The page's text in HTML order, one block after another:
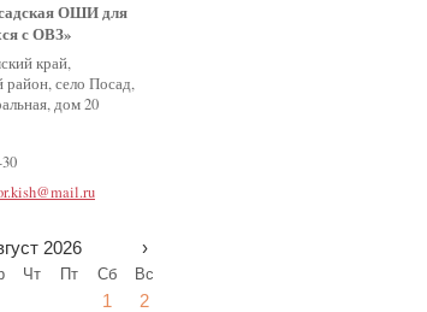
ОШИ для
с ОВЗ»
край,
село Посад,
дом 20
2026 ›
Чт Пт Сб Вс
1
2